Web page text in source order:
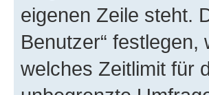
eigenen Zeile steht.
Benutzer“
welches Zeitlimit für